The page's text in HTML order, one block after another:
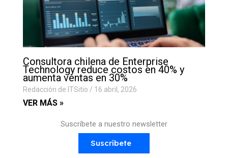
Consultora chilena de Enterprise
Technology reduce costos en 40% y
aumenta ventas en 30%
Redacción de ITSitio 16 abril, 2026
VER MÁS »
Suscríbete a nuestro newsletter
Suscríbete